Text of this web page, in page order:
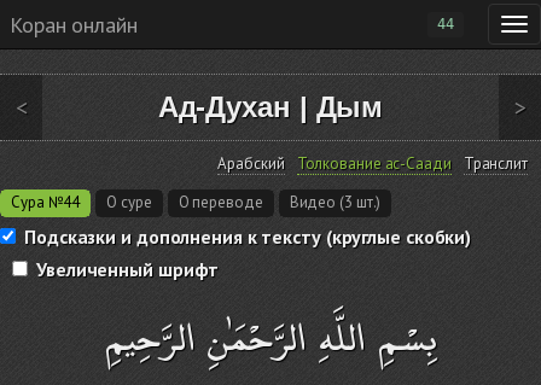
Коран онлайн 44
< Ад-Духан | Дым >
Сура №44 О суре О переводе Видео (3 шт.)
Арабский Толкование ас-Саади Транслит
Подсказки и дополнения к тексту (круглые скобки)
Увеличенный шрифт
بِسْمِ اللَّهِ الرَّحْمَٰنِ الرَّحِيمِ